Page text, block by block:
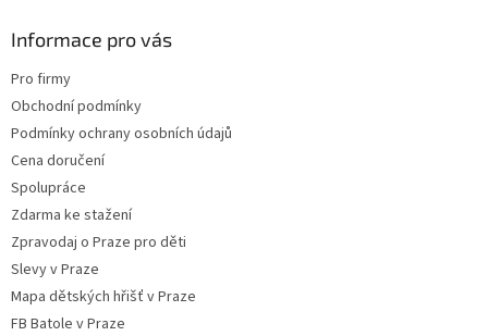
Informace pro vás
Pro firmy
Obchodní podmínky
Podmínky ochrany osobních údajů
Cena doručení
Spolupráce
Zdarma ke stažení
Zpravodaj o Praze pro děti
Slevy v Praze
Mapa dětských hřišť v Praze
FB Batole v Praze